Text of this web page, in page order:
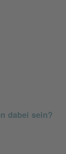
dabei sein?